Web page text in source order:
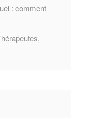
: comment